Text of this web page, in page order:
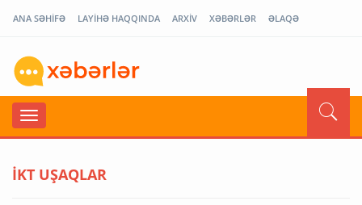
ANA SƏHİFƏ LAYİHƏ HAQQINDA ARXİV XƏBƏRLƏR ƏLAQƏ
İKT UŞAQLAR